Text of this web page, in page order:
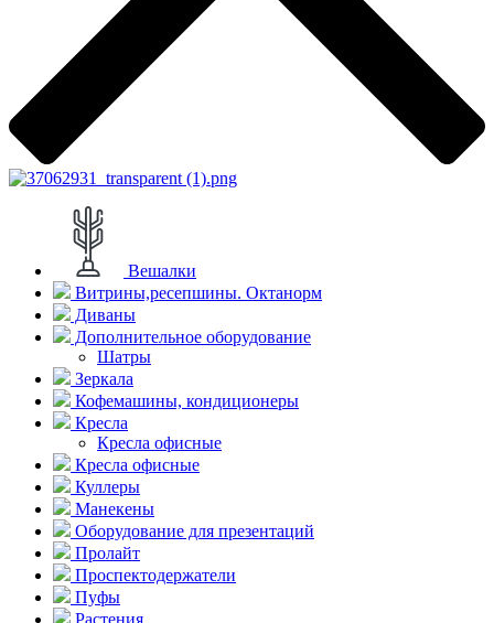
Вешалки
Витрины,ресепшины. Октанорм
Диваны
Дополнительное оборудование
Шатры
Зеркала
Кофемашины, кондиционеры
Кресла
Кресла офисные
Кресла офисные
Куллеры
Манекены
Оборудование для презентаций
Пролайт
Проспектодержатели
Пуфы